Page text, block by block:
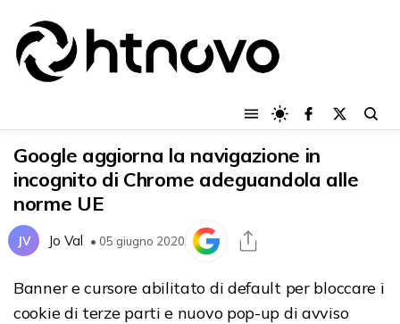
Google aggiorna la navigazione in
incognito di Chrome adeguandola alle
norme UE
JV Jo Val • 05 giugno 2020
Banner e cursore abilitato di default per bloccare i
cookie di terze parti e nuovo pop-up di avviso